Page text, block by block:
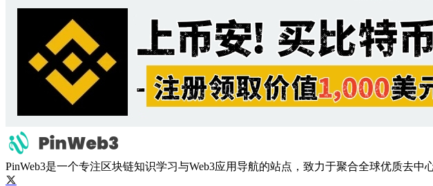
PinWeb3是一个专注区块链知识学习与Web3应用导航的站点，致力于聚合全球优质去中